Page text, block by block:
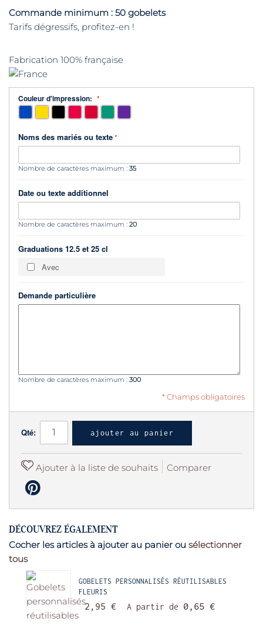
Commande minimum : 50 gobelets
Tarifs dégressifs, profitez-en !
Fabrication 100% française
Couleur d'impression:
Noms des mariés ou texte
Nombre de caractères maximum : 35
Date ou texte additionnel
Nombre de caractères maximum : 20
Graduations 12.5 et 25 cl
Avec
Demande particulière
Nombre de caractères maximum : 300
* Champs obligatoires
Qté: ajouter au panier
Ajouter à la liste de souhaits Comparer
DÉCOUVREZ ÉGALEMENT
Cocher les articles à ajouter au panier ou sélectionner
tous
GOBELETS PERSONNALISÉS RÉUTILISABLES
FLEURIS
2,95 € A partir de 0,65 €